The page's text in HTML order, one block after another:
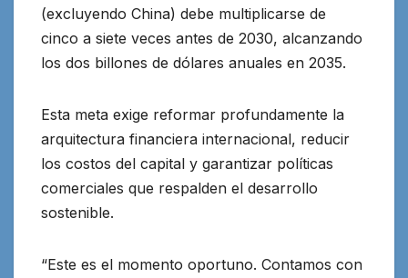
(excluyendo China) debe multiplicarse de
cinco a siete veces antes de 2030, alcanzando
los dos billones de dólares anuales en 2035.
Esta meta exige reformar profundamente la
arquitectura financiera internacional, reducir
los costos del capital y garantizar políticas
comerciales que respalden el desarrollo
sostenible.
“Este es el momento oportuno. Contamos con